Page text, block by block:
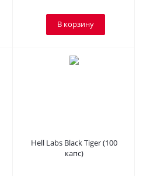
В корзину
Hell Labs Black Tiger (100
капс)